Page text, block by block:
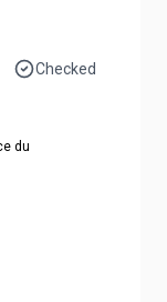
Checked
du